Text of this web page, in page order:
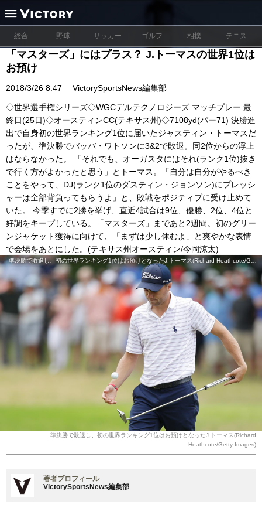
総合 野球 サッカー ゴルフ 相撲 テニス
「マスターズ」にはプラス？ J.トーマスの世界1位は
お預け
2018/3/26 8:47 VictorySportsNews編集部
◇世界選手権シリーズ◇WGCデルテクノロジーズ マッチプレー 最
終日(25日)◇オースティンCC(テキサス州)◇7108yd(パー71) 決勝進
出で自身初の世界ランキング1位に届いたジャスティン・トーマスだ
ったが、準決勝でバッバ・ワトソンに3&2で敗退。同2位からの浮上
はならなかった。 「それでも、オーガスタにはそれ(ランク1位)抜き
で行く方がよかったと思う」とトーマス。「自分は自分がやるべき
ことをやって、DJ(ランク1位のダスティン・ジョンソン)にプレッシ
ャーは全部背負ってもらうよ」と、敗戦をポジティブに受け止めて
いた。 今季すでに2勝を挙げ、直近4試合は9位、優勝、2位、4位と
好調をキープしている。「マスターズ」まであと2週間。初のグリー
ンジャケット獲得に向けて、「まずは少し休むよ」と爽やかな表情
で会場をあとにした。(テキサス州オースティン/今岡涼太)
準決勝で敗退し、初の世界ランキング1位はお預けとなったJ.トーマス(Richard Heathcote/Getty Images)
準決勝で敗退し、初の世界ランキング1位はお預けとなったJ.トーマス(Richard
Heathcote/Getty Images)
著者プロフィール
VictorySportsNews編集部